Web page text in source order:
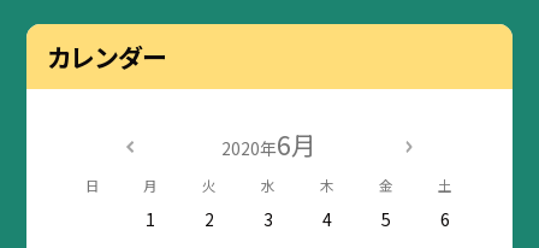
カレンダー
2020年6月
日 月 火 水 木 金 土
1 2 3 4 5
6